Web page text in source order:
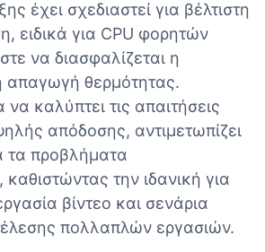
έχει σχεδιαστεί για βέλτιστη
ειδικά για CPU φορητών
να διασφαλίζεται η
απαγωγή θερμότητας.
να καλύπτει τις απαιτήσεις
απόδοσης, αντιμετωπίζει
τα προβλήματα
την ιδανική για
βίντεο και σενάρια
πολλαπλών εργασιών.